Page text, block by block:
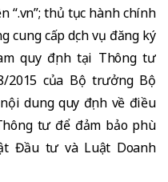
“.vn”; thủ tục hành chính
cung cấp dịch vụ đăng ký
quy định tại Thông tư
2015 của Bộ trưởng Bộ
dung quy định về điều
tư để đảm bảo phù
Đầu tư và Luật Doanh